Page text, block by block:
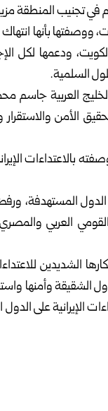
‏تجنيب المنطقة
ووصفتها بأنها
‏ودعمها لكل
السلمية.‏
العربية جاسم
‏الأمن
بالاعتداءات
المستهدفة،
‏العربي
الشديدين
وأمنها
الإيرانية على